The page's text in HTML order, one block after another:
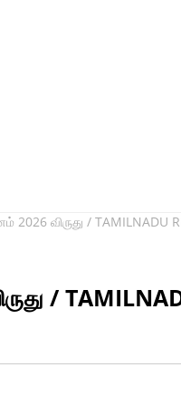
2026 விருது / TAMILNADU
/